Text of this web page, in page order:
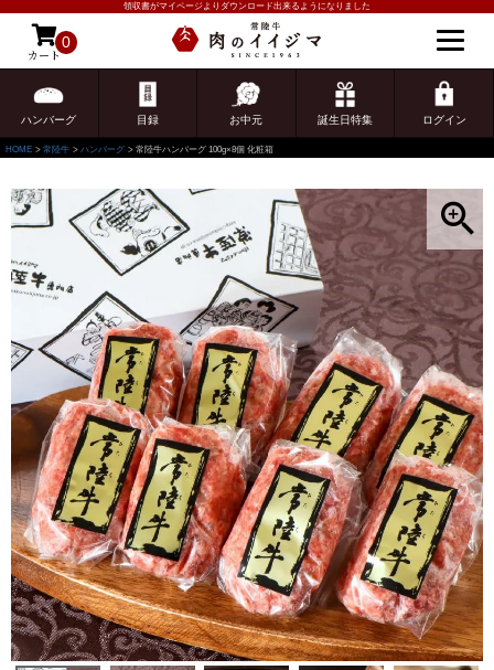
領収書がマイページよりダウンロード出来るようになりました
カート
0
ハンバーグ 目録 お中元 誕生日特集 ログイン
ゲスト 様こんにちは
ログイン
HOME 常陸牛 ハンバーグ 常陸牛ハンバーグ 100g×8個 化粧箱